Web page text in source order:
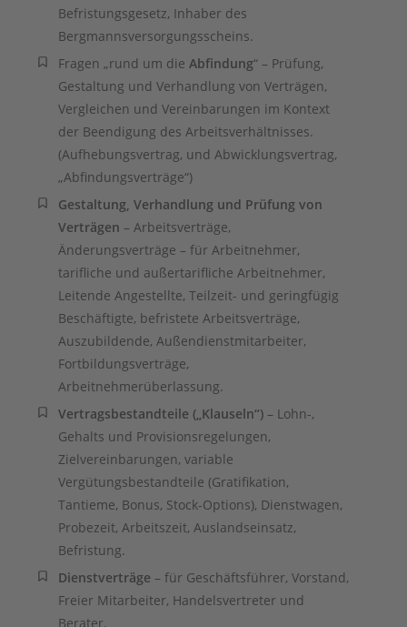
Befristungsgesetz, Inhaber des
Bergmannsversorgungsscheins.
Fragen „rund um die Abfindung“ – Prüfung,
Gestaltung und Verhandlung von Verträgen,
Vergleichen und Vereinbarungen im Kontext
der Beendigung des Arbeitsverhältnisses.
(Aufhebungsvertrag, und Abwicklungsvertrag,
„Abfindungsverträge“)
Gestaltung, Verhandlung und Prüfung von
Verträgen – Arbeitsverträge,
Änderungsverträge – für Arbeitnehmer,
tarifliche und außertarifliche Arbeitnehmer,
Leitende Angestellte, Teilzeit- und geringfügig
Beschäftigte, befristete Arbeitsverträge,
Auszubildende, Außendienstmitarbeiter,
Fortbildungsverträge,
Arbeitnehmerüberlassung.
Vertragsbestandteile („Klauseln“) – Lohn-,
Gehalts und Provisionsregelungen,
Zielvereinbarungen, variable
Vergütungsbestandteile (Gratifikation,
Tantieme, Bonus, Stock-Options), Dienstwagen,
Probezeit, Arbeitszeit, Auslandseinsatz,
Befristung.
Dienstverträge – für Geschäftsführer, Vorstand,
Freier Mitarbeiter, Handelsvertreter und
Berater.